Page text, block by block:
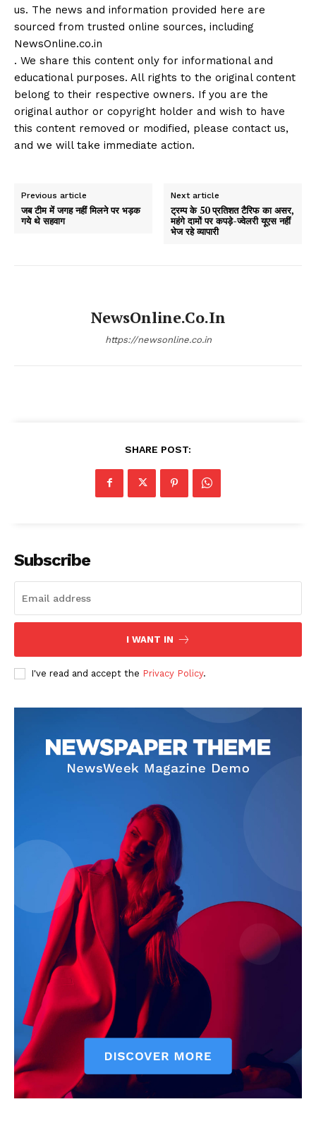
us. The news and information provided here are
sourced from trusted online sources, including
NewsOnline.co.in
. We share this content only for informational and
educational purposes. All rights to the original content
belong to their respective owners. If you are the
original author or copyright holder and wish to have
this content removed or modified, please contact us,
and we will take immediate action.
Previous article
जब टीम में जगह नहीं मिलने पर भड़क
गये थे सहवाग
Next article
ट्रम्प के 50 प्रतिशत टैरिफ का असर,
महंगे दामों पर कपड़े-ज्वेलरी यूएस नहीं
भेज रहे व्यापारी
NewsOnline.co.in
https://newsonline.co.in
SHARE POST:
Subscribe
I WANT IN
I've read and accept the Privacy Policy.